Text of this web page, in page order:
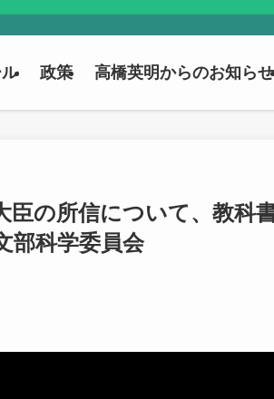
政策 高橋英明からのお知らせ
臣の所信について、教科
部科学委員会